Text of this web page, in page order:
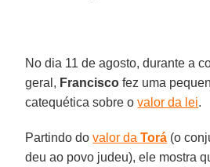
No dia 11 de agosto, durante a
geral, Francisco fez uma
catequética sobre ovalor da lei.
Partindo dovalor daTorá (o
deu ao povo judeu), ele mostra